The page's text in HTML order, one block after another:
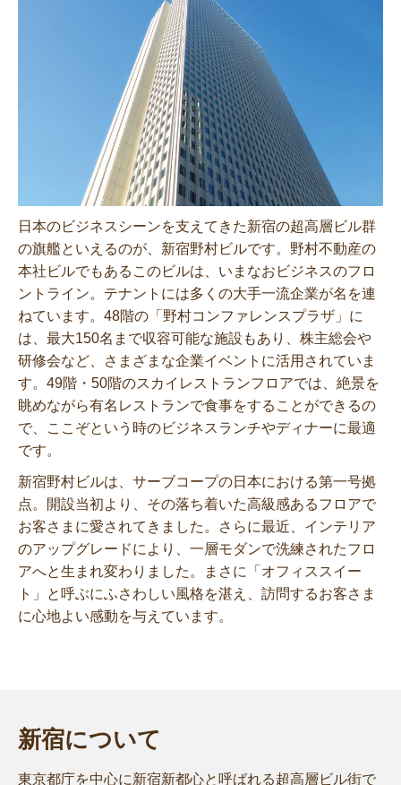
日本のビジネスシーンを支えてきた新宿の超高層ビル群
の旗艦といえるのが、新宿野村ビルです。野村不動産の
本社ビルでもあるこのビルは、いまなおビジネスのフロ
ントライン。テナントには多くの大手一流企業が名を連
ねています。48階の「野村コンファレンスプラザ」に
は、最大150名まで収容可能な施設もあり、株主総会や
研修会など、さまざまな企業イベントに活用されていま
す。49階・50階のスカイレストランフロアでは、絶景を
眺めながら有名レストランで食事をすることができるの
で、ここぞという時のビジネスランチやディナーに最適
です。
新宿野村ビルは、サーブコープの日本における第一号拠
点。開設当初より、その落ち着いた高級感あるフロアで
お客さまに愛されてきました。さらに最近、インテリア
のアップグレードにより、一層モダンで洗練されたフロ
アへと生まれ変わりました。まさに「オフィススイー
ト」と呼ぶにふさわしい風格を湛え、訪問するお客さま
に心地よい感動を与えています。
新宿について
東京都庁を中心に新宿新都心と呼ばれる超高層ビル街で